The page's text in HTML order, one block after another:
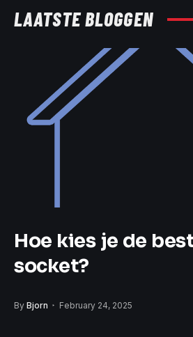
LAATSTE BLOGGEN
Hoe kies je de
socket?
By Bjorn February 24, 2025